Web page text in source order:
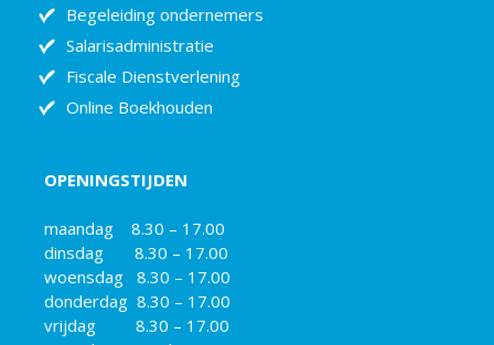
Begeleiding ondernemers
Salarisadministratie
Fiscale Dienstverlening
Online Boekhouden
OPENINGSTIJDEN
maandag 8.30 – 17.00
dinsdag 8.30 – 17.00
woensdag 8.30 – 17.00
donderdag 8.30 – 17.00
vrijdag 8.30 – 17.00